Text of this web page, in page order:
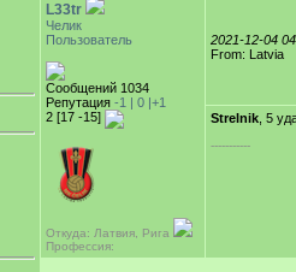
L33tr
Челик
Пользователь
Сообщений 1034
Репутация -1 | 0 |+1
2 [17 -15]
Откуда: Латвия, Рига
Профессия:
2021-12-04
From: Latvia
Strelnik , 5
-----------